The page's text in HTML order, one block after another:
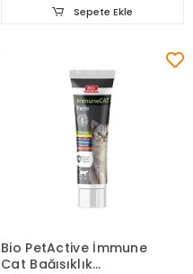
Sepete Ekle
Bio PetActive İmmune
Cat Bağışıklık